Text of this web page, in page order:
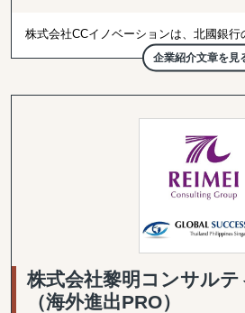
企業紹介文章を見
株式会社CCイノベーションは、北國銀
部門を前身とし、経営戦略、ICT、人事
ジネス分野において専門チームを編成し
立案から実行支援までを一貫してサポー
て捉え、どの段階で意思決定や設計が不
ら、国内外一体となった伴走型の支援を
株式会社黎明コンサル
（海外進出PRO）